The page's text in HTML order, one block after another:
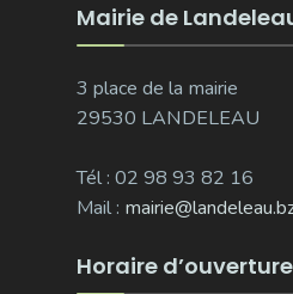
Mairie de
3 place de la mairie
29530 LANDELEAU
Tél : 02 98 93 82 16
Mail :
Horaire